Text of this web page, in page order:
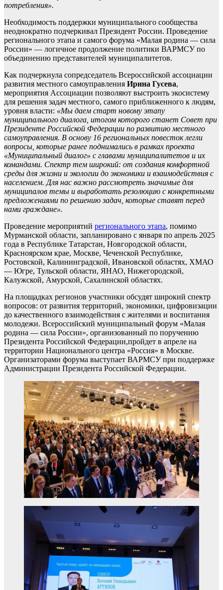
потребления».
Необходимость поддержки муниципального сообщества
неоднократно подчеркивал Президент России. Проведение
регионального этапа и самого форума «Малая родина — сила
России» — логичное продолжение политики ВАРМСУ по
объединению представителей муниципалитетов.
Как подчеркнула сопредседатель Всероссийской ассоциации
развития местного самоуправления Ирина Гусева,
мероприятия Ассоциации позволяют выстроить экосистему
для решения задач местного, самого приближенного к людям,
уровня власти: «Мы даем старт новому этапу
муниципального диалога, итогом которого станет Совет при
Президенте Российской Федерации по развитию местного
самоуправления. В основу 16 региональных повесток легли
вопросы, которые ранее поднимались в рамках проекта
«Муниципальный диалог» с главами муниципалитетов и их
командами. Спектр тем широкий: от создания комфортной
среды для жизни и экологии до экономики и взаимодействия с
населением. Для нас важно рассмотреть значимые для
муниципалов темы и выработать резолюцию с конкретными
предложениями по решению задач, которые ставят перед
нами граждане».
Проведение мероприятий регионального этапа, помимо
Мурманской области, запланировано с января по апрель 2025
года в Республике Татарстан, Новгородской области,
Красноярском крае, Москве, Чеченской Республике,
Ростовской, Калининградской, Ивановской областях, ХМАО
— Югре, Тульской области, ЯНАО, Нижегородской,
Калужской, Амурской, Сахалинской областях.
На площадках регионов участники обсудят широкий спектр
вопросов: от развития территорий, экономики, цифровизации
до качественного взаимодействия с жителями и воспитания
молодежи. Всероссийский муниципальный форум «Малая
родина — сила России», организованный по поручению
Президента Российской Федерации,пройдет в апреле на
территории Национального центра «Россия» в Москве.
Организаторами форума выступает ВАРМСУ при поддержке
Администрации Президента Российской Федерации.